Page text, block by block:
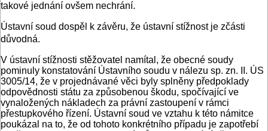
takové jednání ovšem nechrání.
Ústavní soud dospěl k závěru, že ústavní stížnost je zčásti
důvodná.
V ústavní stížnosti stěžovatel namítal, že obecné soudy
pominuly konstatování Ústavního soudu v nálezu sp. zn. II. ÚS
3005/14, že v projednávané věci byly splněny předpoklady
odpovědnosti státu za způsobenou škodu, spočívající ve
vynaložených nákladech za právní zastoupení v rámci
přestupkového řízení. Ústavní soud ve vztahu k této námitce
poukázal na to, že od tohoto konkrétního případu je zapotřebí